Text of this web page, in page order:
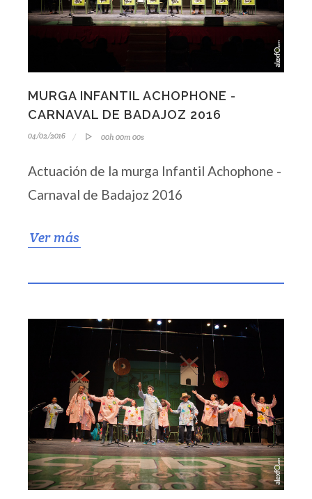
MURGA INFANTIL ACHOPHONE -
CARNAVAL DE BADAJOZ 2016
04/02/2016 00h 00m 00s
Actuación de la murga Infantil Achophone -
Carnaval de Badajoz 2016
Ver más